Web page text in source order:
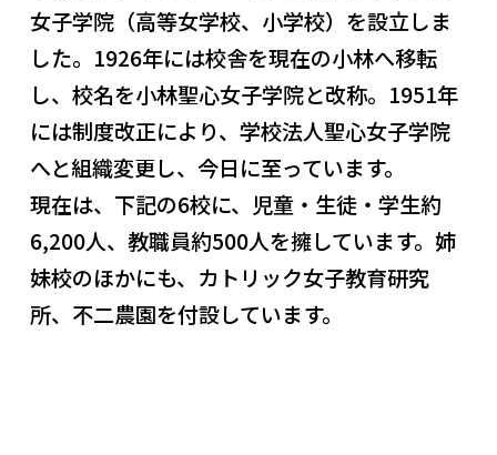
女子学院（高等女学校、小学校）を設立しま
した。1926年には校舎を現在の小林へ移転
し、校名を小林聖心女子学院と改称。1951年
には制度改正により、学校法人聖心女子学院
へと組織変更し、今日に至っています。
現在は、下記の6校に、児童・生徒・学生約
6,200人、教職員約500人を擁しています。姉
妹校のほかにも、カトリック女子教育研究
所、不二農園を付設しています。